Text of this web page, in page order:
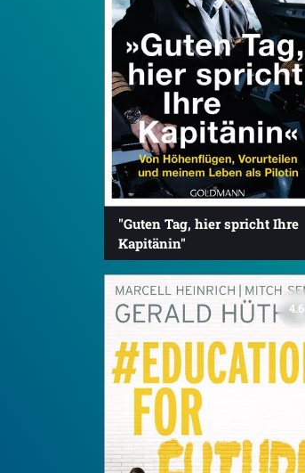
"Guten Tag, hier spricht Ihre
Kapitänin"
4.6